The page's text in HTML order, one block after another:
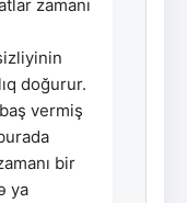
zamanı
doğurur.
vermiş
bir
ya